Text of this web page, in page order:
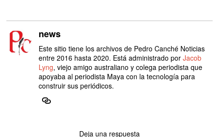
news
Este sitio tiene los archivos de Pedro Canché Noticias
entre 2016 hasta 2020. Está administrado porJacob
Lyng, viejo amigo australiano y colega periodista que
apoyaba al periodista Maya con la tecnología para
construir sus periódicos.
Deja una respuesta